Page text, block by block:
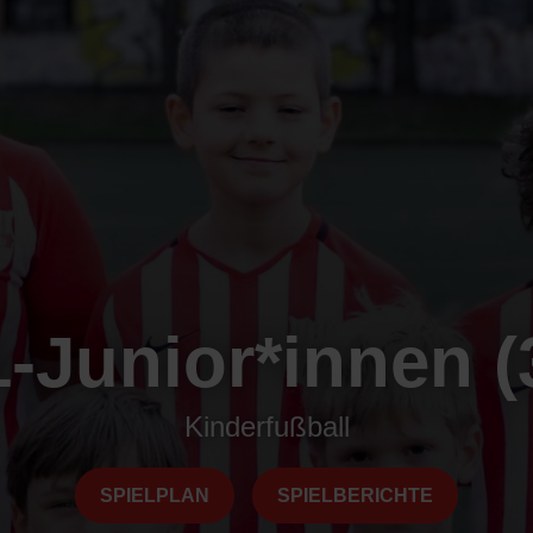
Junior*innen
Kinderfußball
SPIELPLAN SPIELBERICHTE